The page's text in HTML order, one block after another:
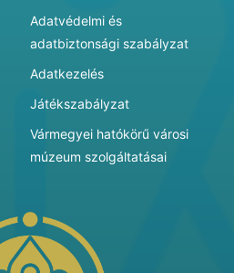
Adatvédelmi és
adatbiztonsági szabályzat
Adatkezelés
Játékszabályzat
Vármegyei hatókörű városi
múzeum szolgáltatásai